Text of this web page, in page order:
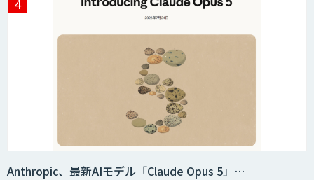
secondz Agentsense
Smart Search
法人向けAIエージェント「OfficeAI社
員」
Anthropic、最新AIモデル「Claude Opus 5」…